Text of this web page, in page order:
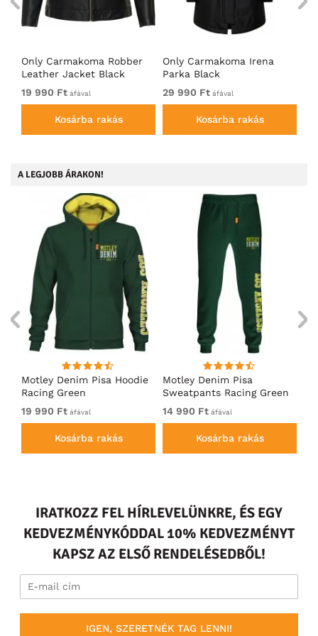
Only Carmakoma Robber
Leather Jacket Black
19 990 Ft áfával
Kosárba rakás
Only Carmakoma Irena
Parka Black
29 990 Ft áfával
Kosárba rakás
A LEGJOBB ÁRAKON!
Motley Denim Pisa Hoodie
Racing Green
19 990 Ft áfával
Kosárba rakás
Motley Denim Pisa
Sweatpants Racing Green
14 990 Ft áfával
Kosárba rakás
IRATKOZZ FEL HÍRLEVELÜNKRE, ÉS EGY
KEDVEZMÉNYKÓDDAL 10% KEDVEZMÉNYT
KAPSZ AZ ELSŐ RENDELÉSEDBŐL!
IGEN, SZERETNÉK TAG LENNI!